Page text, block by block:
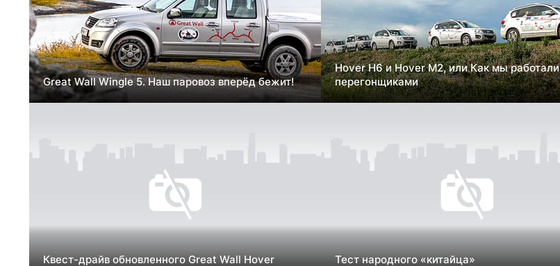
Great Wall Wingle 5. Наш паровоз вперёд бежит!
Hover H6 и Hover M2, или Как мы работали
перегонщиками
Квест-драйв обновленного Great Wall Hover Тест народного «китайца»